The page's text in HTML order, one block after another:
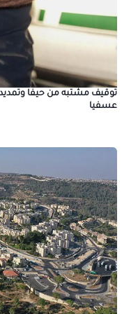
توقيف مشتبه من حيفا وتمديد
عسفيا